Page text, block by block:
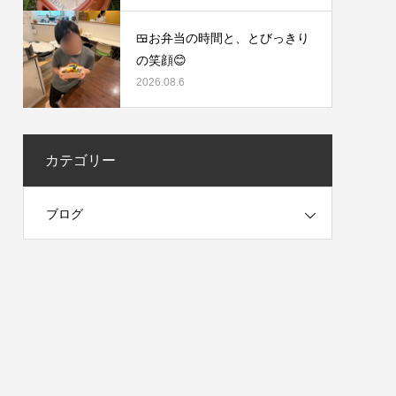
🍱お弁当の時間と、とびっきり
の笑顔😊
2026.08.6
カテゴリー
ブログ